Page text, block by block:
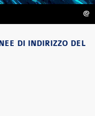
@
DI INDIRIZZO DEL